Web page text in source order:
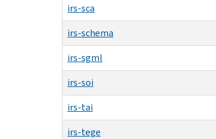
irs-sca
irs-schema
irs-sgml
irs-soi
irs-tai
irs-tege